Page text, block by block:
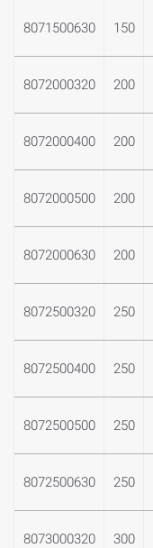
8071500630 150
8072000320 200
8072000400 200
8072000500 200
8072000630 200
8072500320 250
8072500400 250
8072500500 250
8072500630 250
8073000320 300